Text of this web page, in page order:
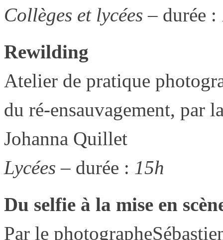
Collèges et lycées – durée :
Rewilding
Atelier de pratique
du ré-ensauvagement, par
Johanna Quillet
Lycées – durée : 15h
Du selfie à la mise en
Par le